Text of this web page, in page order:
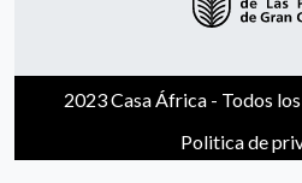
2023 Casa África - Todos
Politica de